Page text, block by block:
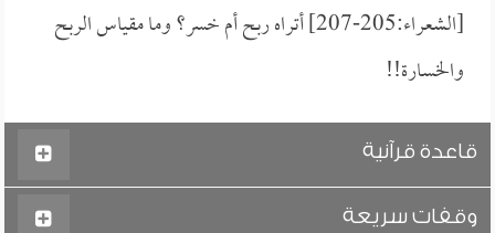
[الشعراء:205-207] أتراه ربح أم خسر؟ وما مقياس الربح
والخسارة!!
قاعدة قرآنية
وقفات سريعة